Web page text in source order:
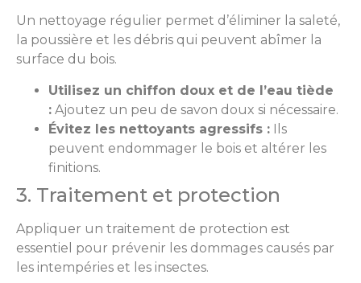
Un nettoyage régulier permet d’éliminer la saleté,
la poussière et les débris qui peuvent abîmer la
surface du bois.
Utilisez un chiffon doux et de l’eau tiède
: Ajoutez un peu de savon doux si nécessaire.
Évitez les nettoyants agressifs : Ils
peuvent endommager le bois et altérer les
finitions.
3. Traitement et protection
Appliquer un traitement de protection est
essentiel pour prévenir les dommages causés par
les intempéries et les insectes.